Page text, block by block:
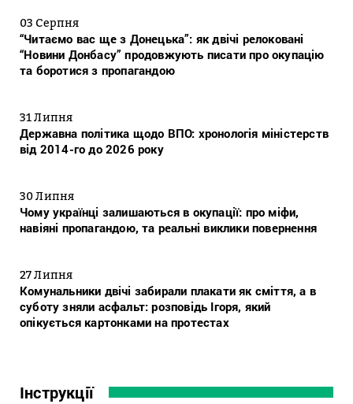
03 Серпня
“Читаємо вас ще з Донецька”: як двічі релоковані
“Новини Донбасу” продовжують писати про окупацію
та боротися з пропагандою
31 Липня
Державна політика щодо ВПО: хронологія міністерств
від 2014-го до 2026 року
30 Липня
Чому українці залишаються в окупації: про міфи,
навіяні пропагандою, та реальні виклики повернення
27 Липня
Комунальники двічі забирали плакати як сміття, а в
суботу зняли асфальт: розповідь Ігоря, який
опікується картонками на протестах
Інструкції